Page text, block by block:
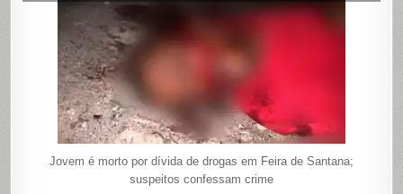
Jovem é morto por dívida de drogas em Feira de Santana;
suspeitos confessam crime